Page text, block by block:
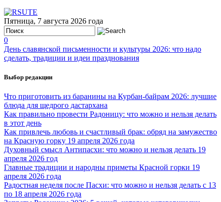
Пятница, 7 августа 2026 года
0
День славянской письменности и культуры 2026: что надо
сделать, традиции и идеи празднования
Выбор редакции
Что приготовить из баранины на Курбан-байрам 2026: лучшие
блюда для щедрого дастархана
Как правильно провести Радоницу: что можно и нельзя делать
в этот день
Как привлечь любовь и счастливый брак: обряд на замужество
на Красную горку 19 апреля 2026 года
Духовный смысл Антипасхи: что можно и нельзя делать 19
апреля 2026 год
Главные традиции и народны приметы Красной горки 19
апреля 2026 года
Радостная неделя после Пасхи: что можно и нельзя делать с 13
по 18 апреля 2026 года